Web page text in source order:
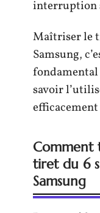
interruption
Maîtriser le
Samsung,
savoir
Comment
tiret du 6
Samsung